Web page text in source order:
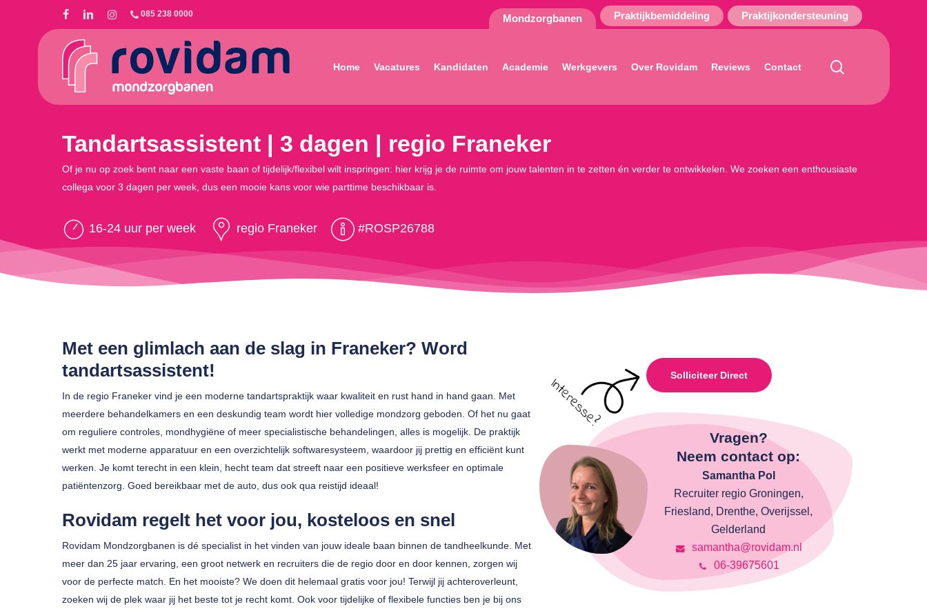
085 238 0000 Mondzorgbanen Praktijkbemiddeling Praktijkondersteuning
Druk op enter om te zoeken of ESC om te sluiten
Home Vacatures Kandidaten Academie Werkgevers Over Rovidam Reviews Contact
Tandartsassistent | 3 dagen | regio Franeker
Of je nu op zoek bent naar een vaste baan of tijdelijk/flexibel wilt inspringen: hier krijg je de ruimte om jouw talenten in te zetten én verder te ontwikkelen. We zoeken een enthousiaste
collega voor 3 dagen per week, dus een mooie kans voor wie parttime beschikbaar is.
16-24 uur per week regio Franeker #ROSP26788
Met een glimlach aan de slag in Franeker? Word
tandartsassistent!
In de regio Franeker vind je een moderne tandartspraktijk waar kwaliteit en rust hand in hand gaan. Met
meerdere behandelkamers en een deskundig team wordt hier volledige mondzorg geboden. Of het nu gaat
om reguliere controles, mondhygiëne of meer specialistische behandelingen, alles is mogelijk. De praktijk
werkt met moderne apparatuur en een overzichtelijk softwaresysteem, waardoor jij prettig en efficiënt kunt
werken. Je komt terecht in een klein, hecht team dat streeft naar een positieve werksfeer en optimale
patiëntenzorg. Goed bereikbaar met de auto, dus ook qua reistijd ideaal!
Rovidam regelt het voor jou, kosteloos en snel
Rovidam Mondzorgbanen is dé specialist in het vinden van jouw ideale baan binnen de tandheelkunde. Met
meer dan 25 jaar ervaring, een groot netwerk en recruiters die de regio door en door kennen, zorgen wij
voor de perfecte match. En het mooiste? We doen dit helemaal gratis voor jou! Terwijl jij achteroverleunt,
zoeken wij de plek waar jij het beste tot je recht komt. Ook voor tijdelijke of flexibele functies ben je bij ons
Solliciteer Direct
Vragen?
Neem contact op:
Samantha Pol
Recruiter regio Groningen,
Friesland, Drenthe, Overijssel,
Gelderland
samantha@rovidam.nl
06-39675601